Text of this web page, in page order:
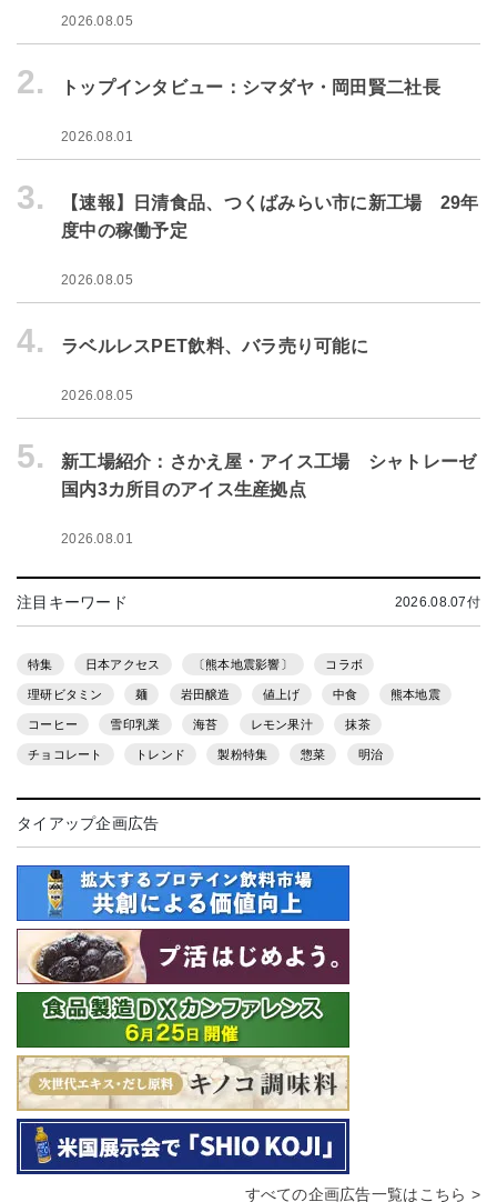
2026.08.05
2. トップインタビュー：シマダヤ・岡田賢二社長
2026.08.01
3.
【速報】日清食品、つくばみらい市に新工場 29年
度中の稼働予定
2026.08.05
4. ラベルレスPET飲料、バラ売り可能に
2026.08.05
5.
新工場紹介：さかえ屋・アイス工場 シャトレーゼ
国内3カ所目のアイス生産拠点
2026.08.01
注目キーワード 2026.08.07付
特集 日本アクセス 〔熊本地震影響〕 コラボ
理研ビタミン 麺 岩田醸造 値上げ 中食 熊本地震
コーヒー 雪印乳業 海苔 レモン果汁 抹茶
チョコレート トレンド 製粉特集 惣菜 明治
タイアップ企画広告
すべての企画広告一覧はこちら >